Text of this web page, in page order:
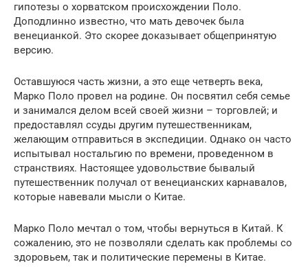
гипотезы о хорватском происхождении Поло.
Доподлинно известно, что мать девочек была
венецианкой. Это скорее доказывает общепринятую
версию.
Оставшуюся часть жизни, а это еще четверть века,
Марко Поло провел на родине. Он посвятил себя семье
и занимался делом всей своей жизни – торговлей; и
предоставлял ссуды другим путешественникам,
желающим отправиться в экспедиции. Однако он часто
испытывал ностальгию по времени, проведенном в
странствиях. Настоящее удовольствие бывалый
путешественник получал от венецианских карнавалов,
которые навевали мысли о Китае.
Марко Поло мечтал о том, чтобы вернуться в Китай. К
сожалению, это не позволяли сделать как проблемы со
здоровьем, так и политические перемены в Китае.